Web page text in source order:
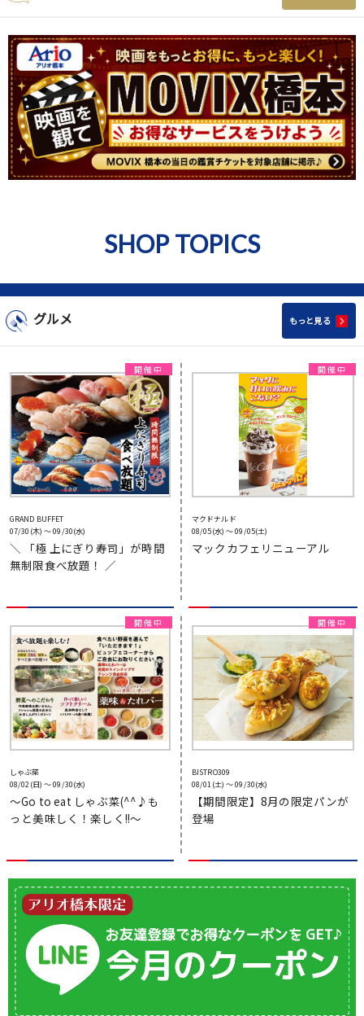
SHOP TOPICS
グルメ もっと見る
GRAND BUFFET
07/30(木) 〜 09/30(水)
＼ 「極 上にぎり寿司」が時間
無制限食べ放題！ ／
マクドナルド
08/05(水) 〜 09/05(土)
マックカフェリニューアル
しゃぶ菜
08/02(日) 〜 09/30(水)
〜Go to eat しゃぶ菜(^^♪も
っと美味しく！楽しく!!〜
BISTRO309
08/01(土) 〜 09/30(水)
【期間限定】8月の限定パンが
登場